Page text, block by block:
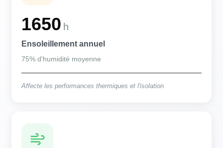
1650 h
Ensoleillement annuel
75% d'humidité moyenne
Affecte les performances thermiques et l'isolation